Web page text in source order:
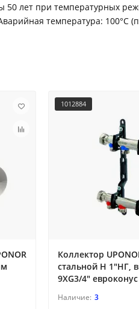
50 лет при температурных
температура: 100°C
1012884
Коллектор
стальной Н 1"НГ,
9XG3/4"
3